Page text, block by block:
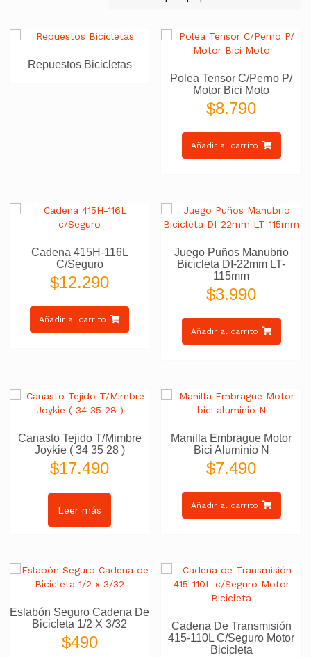
Repuestos Bicicletas
Polea Tensor C/Perno P/
Motor Bici Moto
$8.790
Añadir al carrito
Cadena 415H-116L
C/Seguro
$12.290
Añadir al carrito
Juego Puños Manubrio
Bicicleta DI-22mm LT-
115mm
$3.990
Añadir al carrito
Canasto Tejido T/Mimbre
Joykie ( 34 35 28 )
$17.490
Leer más
Manilla Embrague Motor
Bici Aluminio N
$7.490
Añadir al carrito
Eslabón Seguro Cadena De
Bicicleta 1/2 X 3/32
$490
Cadena De Transmisión
415-110L C/Seguro Motor
Bicicleta